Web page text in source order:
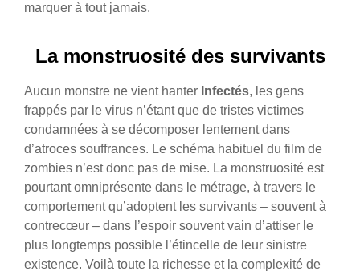
marquer à tout jamais.
La monstruosité des survivants
Aucun monstre ne vient hanter Infectés, les gens
frappés par le virus n’étant que de tristes victimes
condamnées à se décomposer lentement dans
d’atroces souffrances. Le schéma habituel du film de
zombies n’est donc pas de mise. La monstruosité est
pourtant omniprésente dans le métrage, à travers le
comportement qu’adoptent les survivants – souvent à
contrecœur – dans l’espoir souvent vain d’attiser le
plus longtemps possible l’étincelle de leur sinistre
existence. Voilà toute la richesse et la complexité de